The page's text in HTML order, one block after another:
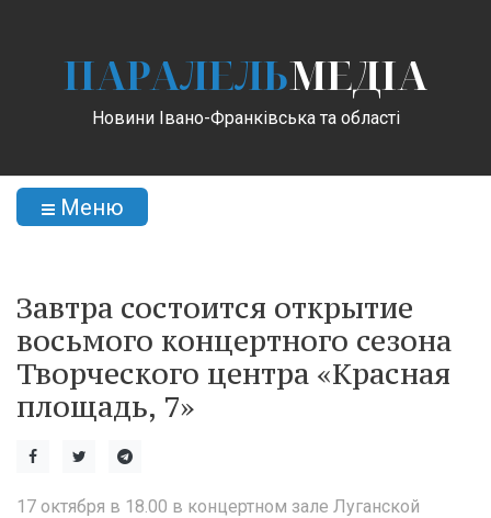
ПАРАЛЕЛЬМЕДІА
Новини Івано-Франківська та області
Меню
Завтра состоится открытие
восьмого концертного сезона
Творческого центра «Красная
площадь, 7»
17 октября в 18.00 в концертном зале Луганской